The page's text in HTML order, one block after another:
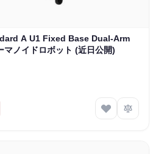
A U1 Fixed Base Dual-Arm
ノイドロボット (近日公開)